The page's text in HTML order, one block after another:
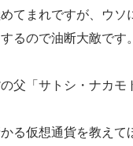
てまれですが、ウ
るので油断大敵です。
父「サトシ・ナカモ
かる仮想通貨を教え